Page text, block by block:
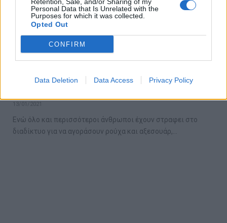
Personal Data that Is Unrelated with the
Purposes for which it was collected.
Opted Out
CONFIRM
Data Deletion Data Access Privacy Policy
8 βασικά κομμάτια που θα
μεταμορφώσουν άμεσα την γκαρνταρόμπα
13/01/2021
Ενώ όλο και περισσότεροι άνθρωποι έχουν στραφει στο
διαδίκτυο για να αγοράσουν ρούχα και αξεσουάρ,…